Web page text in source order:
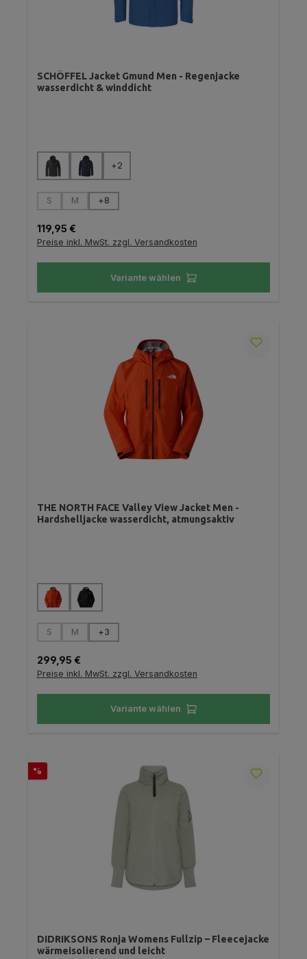
SCHÖFFEL Jacket Gmund Men - Regenjacke
wasserdicht & winddicht
Farbe auswählen
+2
Größe auswählen
S
(Diese Option ist zurzeit nicht verfügbar.)
M
(Diese Option ist zurzeit nicht verfügbar.)
+8
Regulärer Preis:
119,95 €
Preise inkl. MwSt. zzgl. Versandkosten
Variante wählen
THE NORTH FACE Valley View Jacket Men -
Hardshelljacke wasserdicht, atmungsaktiv
Farbe auswählen
Größe auswählen
S
(Diese Option ist zurzeit nicht verfügbar.)
M
(Diese Option ist zurzeit nicht verfügbar.)
+3
Regulärer Preis:
299,95 €
Preise inkl. MwSt. zzgl. Versandkosten
Variante wählen
Rabatt
%
DIDRIKSONS Ronja Womens Fullzip – Fleecejacke
wärmeisolierend und leicht